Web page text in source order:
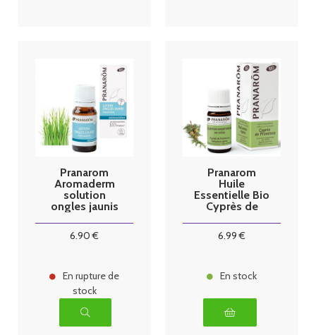
Pranarom
Aromaderm
solution
ongles jaunis
6.90 €
En rupture de
stock
Pranarom
Huile
Essentielle Bio
Cyprès de
6.99 €
En stock